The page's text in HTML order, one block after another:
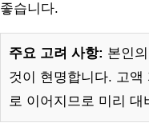
좋습니다.
주요 고려 사항: 본인
것이 현명합니다. 고
로 이어지므로 미리 대